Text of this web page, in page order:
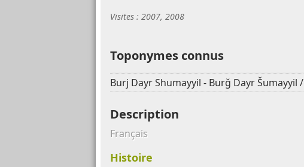
Visites : 2007, 2008
Toponymes connus
Burj Dayr Shumayyil - Burǧ Dayr Šumayyil /
Description
Français
Histoire